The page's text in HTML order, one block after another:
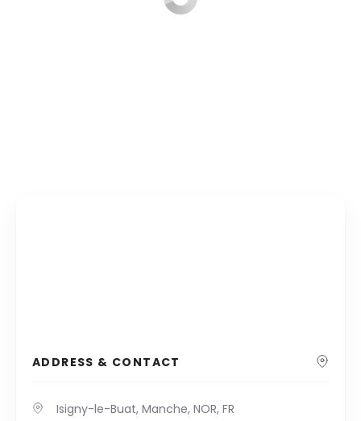
ADDRESS & CONTACT
Isigny-le-Buat, Manche, NOR, FR